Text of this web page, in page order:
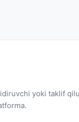
yoki taklif